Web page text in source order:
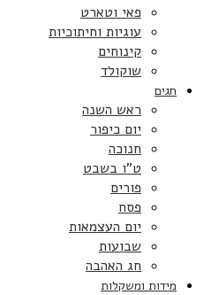
פאי וטארט
עוגיות וחיתוכיות
קינוחים
שוקולד
חגים
ראש השנה
יום כיפור
חנוכה
ט”ו בשבט
פורים
פסח
יום העצמאות
שבועות
חג האהבה
מידות ומשקלות